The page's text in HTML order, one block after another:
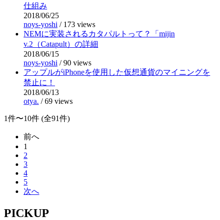
仕組み
2018/06/25
noys-yoshi / 173 views
NEMに実装されるカタパルトって？「mijin
v.2（Catapult）の詳細
2018/06/15
noys-yoshi /90 views
アップルがiPhoneを使用した仮想通貨のマイニングを
禁止に！
2018/06/13
otya. /69 views
1件〜10件 (全91件)
前へ
1
2
3
4
5
次へ
PICKUP